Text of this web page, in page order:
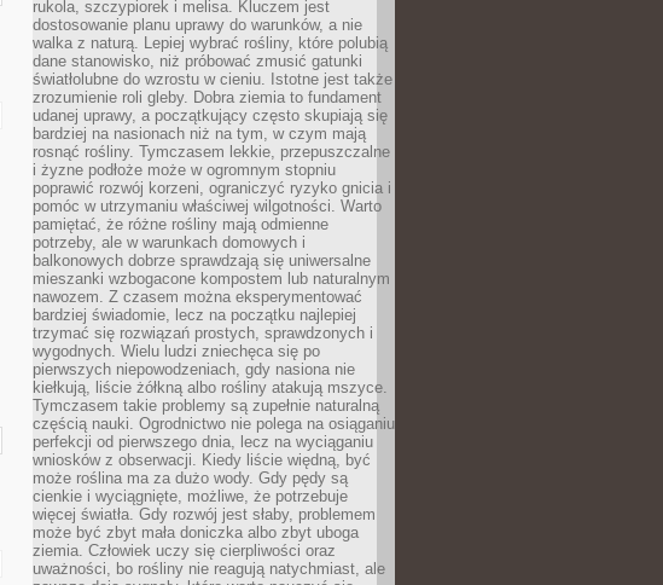
rukola, szczypiorek i melisa. Kluczem jest
dostosowanie planu uprawy do warunków, a nie
walka z naturą. Lepiej wybrać rośliny, które polubią
dane stanowisko, niż próbować zmusić gatunki
światłolubne do wzrostu w cieniu. Istotne jest także
zrozumienie roli gleby. Dobra ziemia to fundament
udanej uprawy, a początkujący często skupiają się
bardziej na nasionach niż na tym, w czym mają
rosnąć rośliny. Tymczasem lekkie, przepuszczalne
i żyzne podłoże może w ogromnym stopniu
poprawić rozwój korzeni, ograniczyć ryzyko gnicia i
pomóc w utrzymaniu właściwej wilgotności. Warto
pamiętać, że różne rośliny mają odmienne
potrzeby, ale w warunkach domowych i
balkonowych dobrze sprawdzają się uniwersalne
mieszanki wzbogacone kompostem lub naturalnym
nawozem. Z czasem można eksperymentować
bardziej świadomie, lecz na początku najlepiej
trzymać się rozwiązań prostych, sprawdzonych i
wygodnych. Wielu ludzi zniechęca się po
pierwszych niepowodzeniach, gdy nasiona nie
kiełkują, liście żółkną albo rośliny atakują mszyce.
Tymczasem takie problemy są zupełnie naturalną
częścią nauki. Ogrodnictwo nie polega na osiąganiu
perfekcji od pierwszego dnia, lecz na wyciąganiu
wniosków z obserwacji. Kiedy liście więdną, być
może roślina ma za dużo wody. Gdy pędy są
cienkie i wyciągnięte, możliwe, że potrzebuje
więcej światła. Gdy rozwój jest słaby, problemem
może być zbyt mała doniczka albo zbyt uboga
ziemia. Człowiek uczy się cierpliwości oraz
uważności, bo rośliny nie reagują natychmiast, ale